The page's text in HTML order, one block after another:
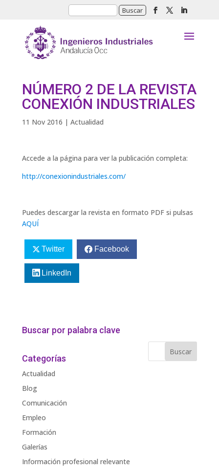
NÚMERO 2 DE LA REVISTA
CONEXIÓN INDUSTRIALES
11 Nov 2016 | Actualidad
Accede a la página para ver la publicación completa:
http://conexionindustriales.com/
Puedes descargar la revista en formato PDF si pulsas
AQUÍ
Twitter Facebook
LinkedIn
Buscar por palabra clave
Categorías
Actualidad
Blog
Comunicación
Empleo
Formación
Galerías
Información profesional relevante